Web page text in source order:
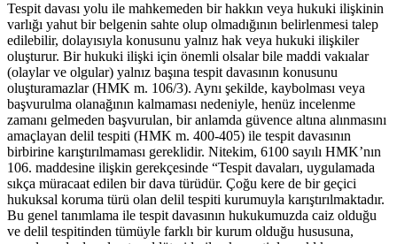
Tespit davası yolu ile mahkemeden bir hakkın veya hukuki ilişkinin
varlığı yahut bir belgenin sahte olup olmadığının belirlenmesi talep
edilebilir, dolayısıyla konusunu yalnız hak veya hukuki ilişkiler
oluşturur. Bir hukuki ilişki için önemli olsalar bile maddi vakıalar
(olaylar ve olgular) yalnız başına tespit davasının konusunu
oluşturamazlar (HMK m. 106/3). Aynı şekilde, kaybolması veya
başvurulma olanağının kalmaması nedeniyle, henüz incelenme
zamanı gelmeden başvurulan, bir anlamda güvence altına alınmasını
amaçlayan delil tespiti (HMK m. 400-405) ile tespit davasının
birbirine karıştırılmaması gereklidir. Nitekim, 6100 sayılı HMK’nın
106. maddesine ilişkin gerekçesinde “Tespit davaları, uygulamada
sıkça müracaat edilen bir dava türüdür. Çoğu kere de bir geçici
hukuksal koruma türü olan delil tespiti kurumuyla karıştırılmaktadır.
Bu genel tanımlama ile tespit davasının hukukumuzda caiz olduğu
ve delil tespitinden tümüyle farklı bir kurum olduğu hususuna,